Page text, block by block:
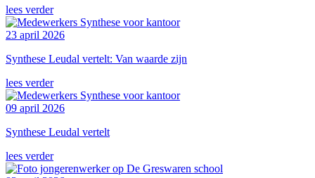
lees verder
23 april 2026
Synthese Leudal vertelt: Van waarde zijn
lees verder
09 april 2026
Synthese Leudal vertelt
lees verder